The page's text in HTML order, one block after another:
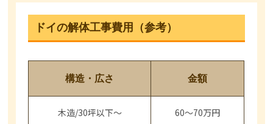
ドイの解体工事費用（参考）
構造・広さ 金額
木造/30坪以下～ 60～70万円